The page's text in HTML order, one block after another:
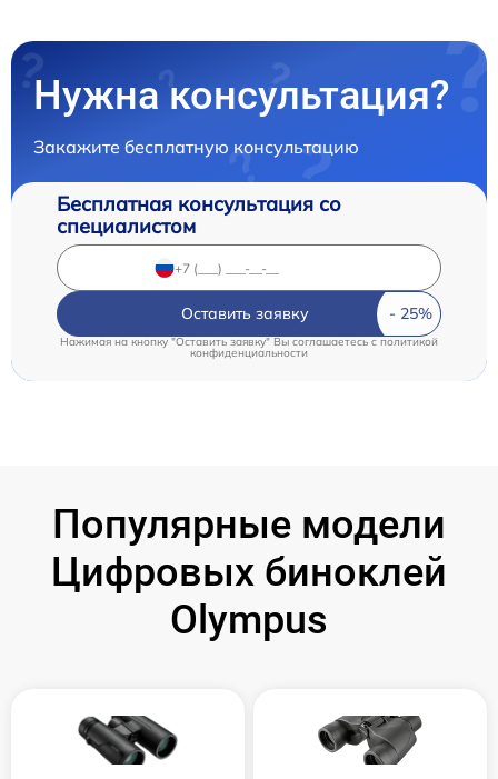
Нужна консультация?
Закажите бесплатную консультацию
Бесплатная консультация со
специалистом
Оставить заявку
Нажимая на кнопку "Оставить заявку" Вы соглашаетесь c политикой
конфиденциальности
Популярные модели
Цифровых биноклей
Olympus